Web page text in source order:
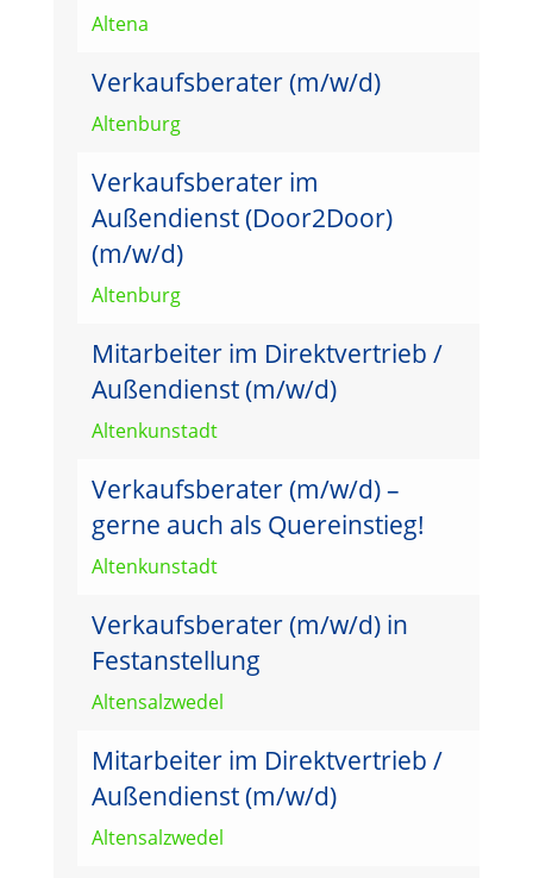
Altena
Verkaufsberater (m/w/d)
Altenburg
Verkaufsberater im
Außendienst (Door2Door)
(m/w/d)
Altenburg
Mitarbeiter im Direktvertrieb /
Außendienst (m/w/d)
Altenkunstadt
Verkaufsberater (m/w/d) –
gerne auch als Quereinstieg!
Altenkunstadt
Verkaufsberater (m/w/d) in
Festanstellung
Altensalzwedel
Mitarbeiter im Direktvertrieb /
Außendienst (m/w/d)
Altensalzwedel